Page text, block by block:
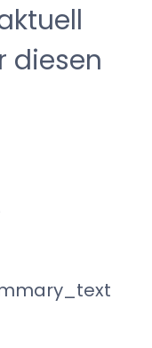
diesen